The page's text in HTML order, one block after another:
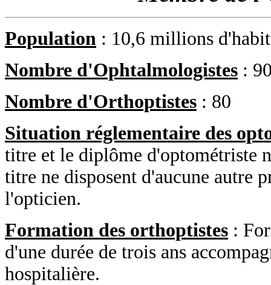
Population : 10,6 millions
Nombre d'Ophtalmologistes :
Nombre d'Orthoptistes : 80
Situation réglementaire des
titre et le diplôme d'optométriste
titre ne disposent d'aucune autre
l'opticien.
Formation des orthoptistes :
d'une durée de trois ans
hospitalière.